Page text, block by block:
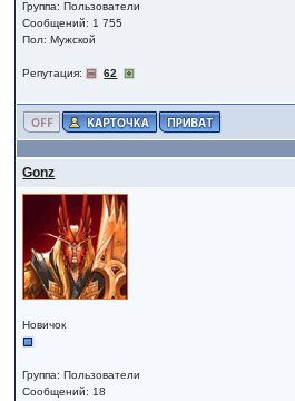
Группа: Пользователи
Сообщений: 1 755
Пол: Мужской
Репутация: 62
Gonz
Новичок
Группа: Пользователи
Сообщений: 18